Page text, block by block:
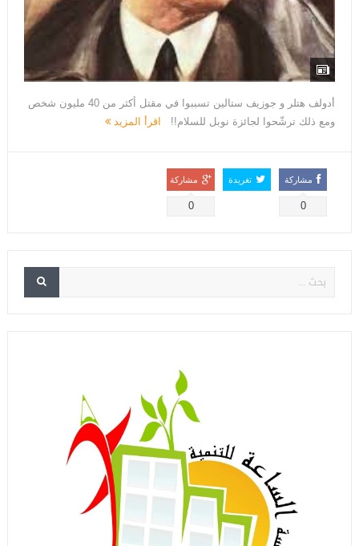
أﺩﻭﻟﻒ ﻫﺘﻠﺮ ﻭ ﺟﻮﺯﻳﻒ ﺳﺘﺎﻟﻴﻦ ﺗﺴﺒﺒﻮﺍ ﻓﻲ ﻣﻘﺘﻞ ﺃﻛﺜﺮ ﻣﻦ 40 ﻣﻠﻴﻮﻥ ﺷﺨﺺ
ﻭﻣﻊ ﺫﻟﻚ ﺗﺮﺷّﺤﻮﺍ ﻟﺠﺎﺋﺰﺓ ﻧﻮﺑﻞ ﻟﻠﺴﻼﻡ!! اقرأ المزيد
مشاركة
0
تغريدة مشاركة
0